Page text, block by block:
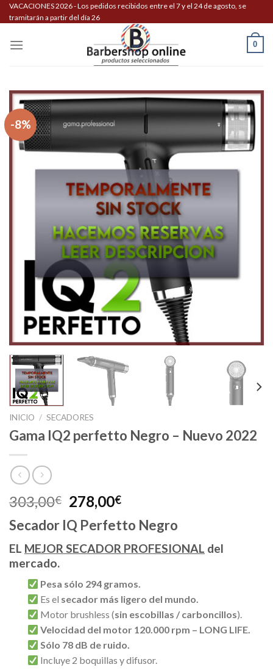
Skip
to
VACACIONES 2026 - Los pedidos recibidos entre el 7 y el 24 de agosto, se
tramitarán a partir del día 26
0
-8%
INICIO / SECADORES
Gama IQ2 perfetto Negro – Nuevo 2022
303,00€ El
precio
original
era:
303,00€.
278,00€El
precio
actual
es:
278,00€.
Secador IQ Perfetto Negro
EL MEJOR SECADOR PROFESIONAL del
mercado.
Pesa sólo 294 gramos.
Es el secador más ligero del mundo.
Motor brushless (sin escobillas / carboncillos).
Velocidad del motor 120.000 rpm – LONG LIFE.
Sólo 78 dB de ruido.
Incluye 2 boquillas y difusor.